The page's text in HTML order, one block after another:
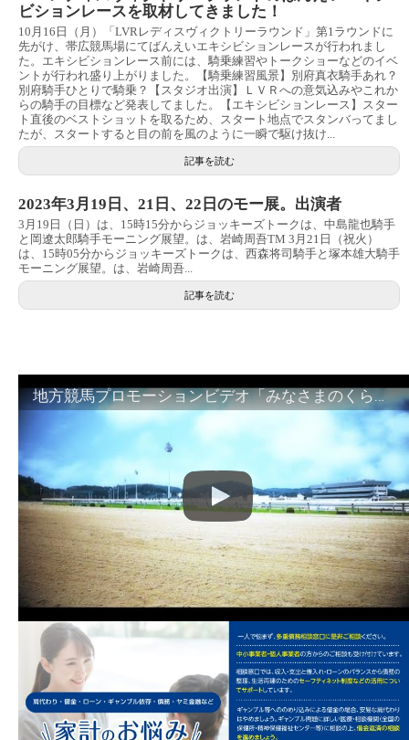
ビションレースを取材してきました！
10月16日（月）「LVRレディスヴィクトリーラウンド」第1ラウンドに
先がけ、帯広競馬場にてばんえいエキシビションレースが行われまし
た。エキシビションレース前には、騎乗練習やトークショーなどのイベ
ントが行われ盛り上がりました。【騎乗練習風景】別府真衣騎手あれ？
別府騎手ひとりで騎乗？【スタジオ出演】ＬＶＲへの意気込みやこれか
らの騎手の目標など発表してました。【エキシビションレース】スター
ト直後のベストショットを取るため、スタート地点でスタンバってまし
たが、スタートすると目の前を風のように一瞬で駆け抜け...
記事を読む
2023年3月19日、21日、22日のモー展。出演者
3月19日（日）は、15時15分からジョッキーズトークは、中島龍也騎手
と岡遼太郎騎手モーニング展望。は、岩崎周吾TM 3月21日（祝火）
は、15時05分からジョッキーズトークは、西森将司騎手と塚本雄大騎手
モーニング展望。は、岩崎周吾...
記事を読む
地方競馬プロモーションビデオ「みなさまのくらしのために」30秒篇｜NAR公式